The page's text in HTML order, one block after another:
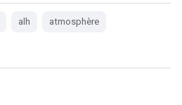
alh atmosphère